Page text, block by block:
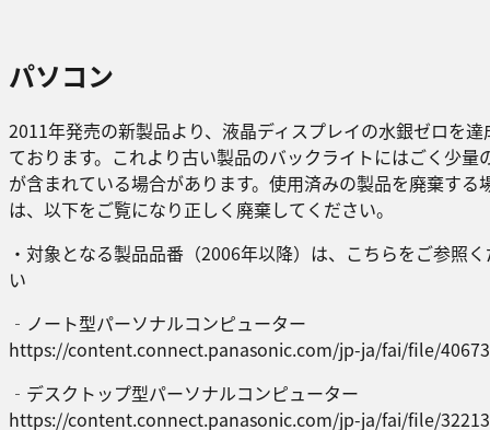
パソコン
2011年発売の新製品より、液晶ディスプレイの水銀ゼロを達
ております。これより古い製品のバックライトにはごく少量
が含まれている場合があります。使用済みの製品を廃棄する
は、以下をご覧になり正しく廃棄してください。
・対象となる製品品番（2006年以降）は、こちらをご参照
い
‐ノート型パーソナルコンピューター
https://content.connect.panasonic.com/jp-ja/fai/file/40673
‐デスクトップ型パーソナルコンピューター
https://content.connect.panasonic.com/jp-ja/fai/file/32213